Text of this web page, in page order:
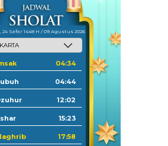
24 Safar 1448 H / 09 Agustus 2026
04:34
04:44
12:02
15:23
17:58